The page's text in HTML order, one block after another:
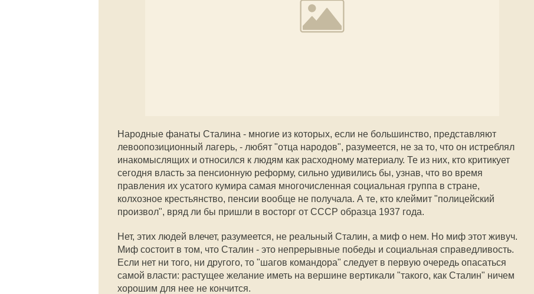
Народные фанаты Сталина - многие из которых, если не большинство, представляют
левоопозиционный лагерь, - любят "отца народов", разумеется, не за то, что он истреблял
инакомыслящих и относился к людям как расходному материалу. Те из них, кто критикует
сегодня власть за пенсионную реформу, сильно удивились бы, узнав, что во время
правления их усатого кумира самая многочисленная социальная группа в стране,
колхозное крестьянство, пенсии вообще не получала. А те, кто клеймит "полицейский
произвол", вряд ли бы пришли в восторг от СССР образца 1937 года.
Нет, этих людей влечет, разумеется, не реальный Сталин, а миф о нем. Но миф этот живуч.
Миф состоит в том, что Сталин - это непрерывные победы и социальная справедливость.
Если нет ни того, ни другого, то "шагов командора" следует в первую очередь опасаться
самой власти: растущее желание иметь на вершине вертикали "такого, как Сталин" ничем
хорошим для нее не кончится.